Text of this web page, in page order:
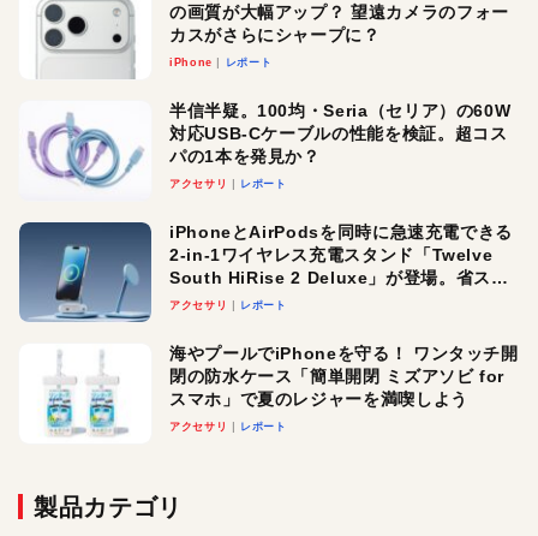
の画質が大幅アップ？ 望遠カメラのフォー
カスがさらにシャープに？
iPhone レポート
半信半疑。100均・Seria（セリア）の60W
対応USB-Cケーブルの性能を検証。超コス
パの1本を発見か？
アクセサリ レポート
iPhoneとAirPodsを同時に急速充電できる
2-in-1ワイヤレス充電スタンド「Twelve
South HiRise 2 Deluxe」が登場。省スペ
ースでおしゃれに充電したい人にオスス
アクセサリ レポート
海やプールでiPhoneを守る！ ワンタッチ開
閉の防水ケース「簡単開閉 ミズアソビ for
スマホ」で夏のレジャーを満喫しよう
アクセサリ レポート
製品カテゴリ